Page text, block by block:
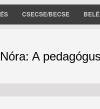
CSECSE/BECSE
A